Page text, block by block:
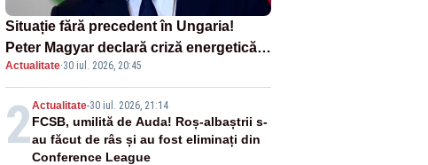
Situație fără precedent în Ungaria!
Peter Magyar declară criză energetică
după oprirea centralei de la Paks
Actualitate·30 iul. 2026, 20:45
2Actualitate-30 iul. 2026, 21:14
FCSB, umilită de Auda! Roș-albaștrii s-
au făcut de râs și au fost eliminați din
Conference League